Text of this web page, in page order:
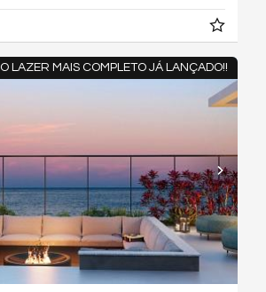
O LAZER MAIS COMPLETO JÁ LANÇADO!!